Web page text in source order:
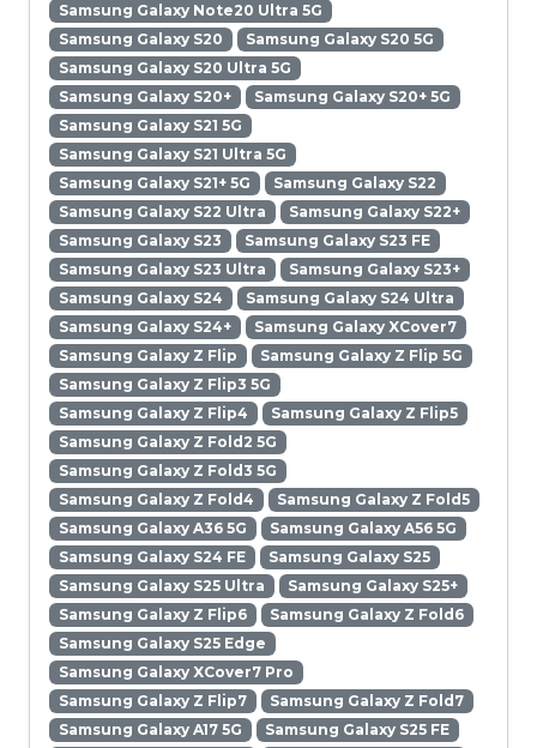
Samsung Galaxy Note20 Ultra 5G
Samsung Galaxy S20
Samsung Galaxy S20 5G
Samsung Galaxy S20 Ultra 5G
Samsung Galaxy S20+
Samsung Galaxy S20+ 5G
Samsung Galaxy S21 5G
Samsung Galaxy S21 Ultra 5G
Samsung Galaxy S21+ 5G
Samsung Galaxy S22
Samsung Galaxy S22 Ultra
Samsung Galaxy S22+
Samsung Galaxy S23
Samsung Galaxy S23 FE
Samsung Galaxy S23 Ultra
Samsung Galaxy S23+
Samsung Galaxy S24
Samsung Galaxy S24 Ultra
Samsung Galaxy S24+
Samsung Galaxy XCover7
Samsung Galaxy Z Flip
Samsung Galaxy Z Flip 5G
Samsung Galaxy Z Flip3 5G
Samsung Galaxy Z Flip4
Samsung Galaxy Z Flip5
Samsung Galaxy Z Fold2 5G
Samsung Galaxy Z Fold3 5G
Samsung Galaxy Z Fold4
Samsung Galaxy Z Fold5
Samsung Galaxy A36 5G
Samsung Galaxy A56 5G
Samsung Galaxy S24 FE
Samsung Galaxy S25
Samsung Galaxy S25 Ultra
Samsung Galaxy S25+
Samsung Galaxy Z Flip6
Samsung Galaxy Z Fold6
Samsung Galaxy S25 Edge
Samsung Galaxy XCover7 Pro
Samsung Galaxy Z Flip7
Samsung Galaxy Z Fold7
Samsung Galaxy A17 5G
Samsung Galaxy S25 FE